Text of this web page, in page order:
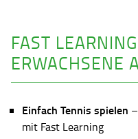
FAST
ERWACHSENE
Einfach Tennis spielen –
mit Fast Learning